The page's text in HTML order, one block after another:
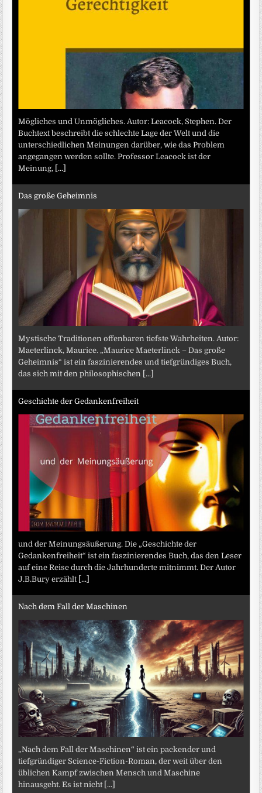
Mögliches und Unmögliches. Autor: Leacock, Stephen. Der
Buchtext beschreibt die schlechte Lage der Welt und die
unterschiedlichen Meinungen darüber, wie das Problem
angegangen werden sollte. Professor Leacock ist der
Meinung, [...]
Das große Geheimnis
Mystische Traditionen offenbaren tiefste Wahrheiten. Autor:
Maeterlinck, Maurice. „Maurice Maeterlinck – Das große
Geheimnis“ ist ein faszinierendes und tiefgründiges Buch,
das sich mit den philosophischen [...]
Geschichte der Gedankenfreiheit
und der Meinungsäußerung. Die „Geschichte der
Gedankenfreiheit“ ist ein faszinierendes Buch, das den Leser
auf eine Reise durch die Jahrhunderte mitnimmt. Der Autor
J.B.Bury erzählt [...]
Nach dem Fall der Maschinen
„Nach dem Fall der Maschinen“ ist ein packender und
tiefgründiger Science-Fiction-Roman, der weit über den
üblichen Kampf zwischen Mensch und Maschine
hinausgeht. Es ist nicht [...]